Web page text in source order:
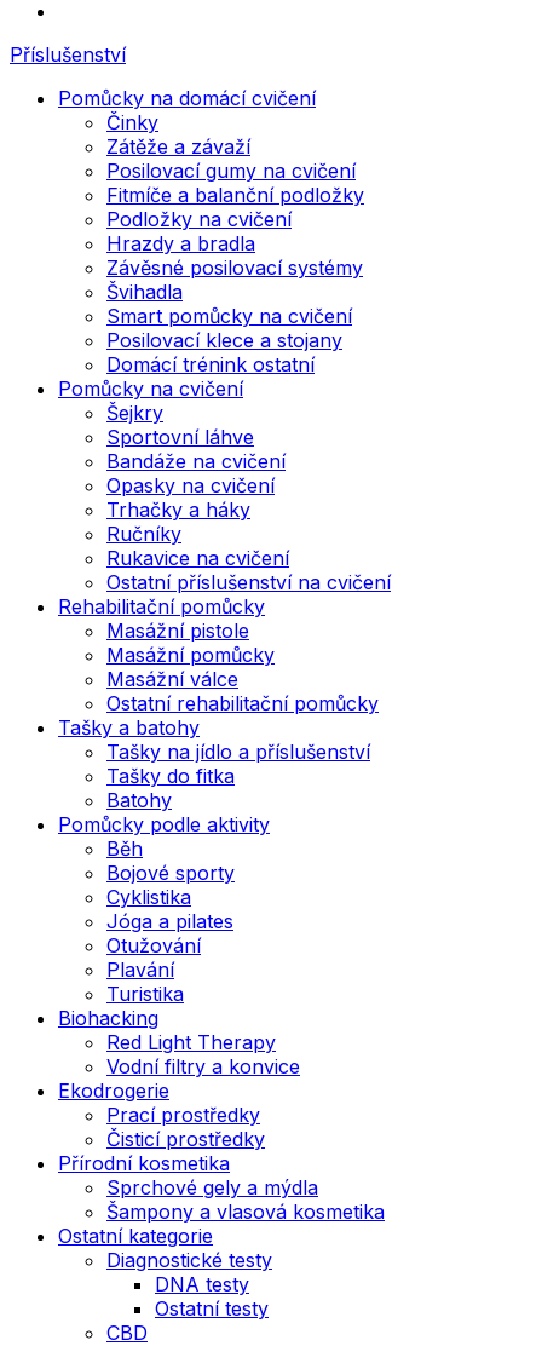
Příslušenství
Pomůcky na domácí cvičení
Činky
Zátěže a závaží
Posilovací gumy na cvičení
Fitmíče a balanční podložky
Podložky na cvičení
Hrazdy a bradla
Závěsné posilovací systémy
Švihadla
Smart pomůcky na cvičení
Posilovací klece a stojany
Domácí trénink ostatní
Pomůcky na cvičení
Šejkry
Sportovní láhve
Bandáže na cvičení
Opasky na cvičení
Trhačky a háky
Ručníky
Rukavice na cvičení
Ostatní příslušenství na cvičení
Rehabilitační pomůcky
Masážní pistole
Masážní pomůcky
Masážní válce
Ostatní rehabilitační pomůcky
Tašky a batohy
Tašky na jídlo a příslušenství
Tašky do fitka
Batohy
Pomůcky podle aktivity
Běh
Bojové sporty
Cyklistika
Jóga a pilates
Otužování
Plavání
Turistika
Biohacking
Red Light Therapy
Vodní filtry a konvice
Ekodrogerie
Prací prostředky
Čisticí prostředky
Přírodní kosmetika
Sprchové gely a mýdla
Šampony a vlasová kosmetika
Ostatní kategorie
Diagnostické testy
DNA testy
Ostatní testy
CBD